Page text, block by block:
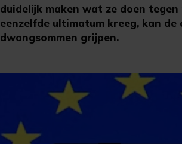
duidelijk maken wat ze doen
eenzelfde ultimatum kreeg, kan
dwangsommen grijpen.